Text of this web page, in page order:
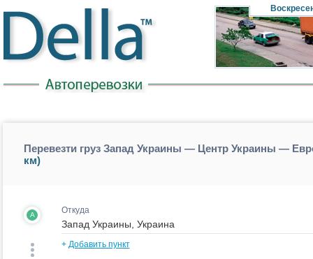
Перевезти груз Запад Украины — Центр Украины —
км)
A Откуда
+ Добавить пункт